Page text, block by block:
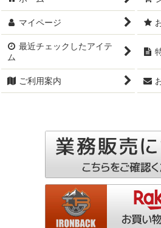
マイページ
最近チェックしたアイテ
ム
ご利用案内